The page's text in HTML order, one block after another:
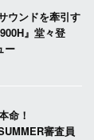
ウンドを牽引す
』堂々登
ー
命！
審査員